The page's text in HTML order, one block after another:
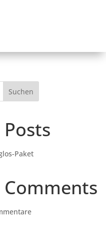
Suchen
Paket
Comments